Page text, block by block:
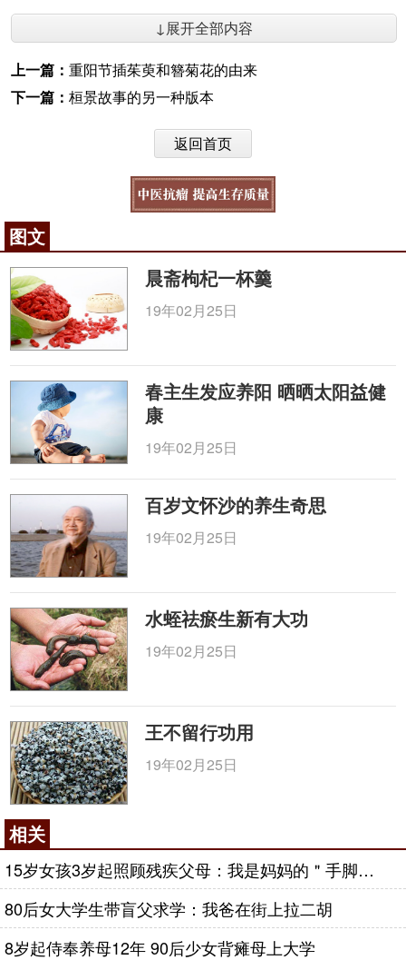
↓展开全部内容
上一篇： 重阳节插茱萸和簪菊花的由来
下一篇： 桓景故事的另一种版本
返回首页
图文
晨斋枸杞一杯羹
19年02月25日
春主生发应养阳 晒晒太阳益健
康
19年02月25日
百岁文怀沙的养生奇思
19年02月25日
水蛭祛瘀生新有大功
19年02月25日
王不留行功用
19年02月25日
相关
15岁女孩3岁起照顾残疾父母：我是妈妈的＂手脚＂爸爸的＂眼＂
80后女大学生带盲父求学：我爸在街上拉二胡
8岁起侍奉养母12年 90后少女背瘫母上大学